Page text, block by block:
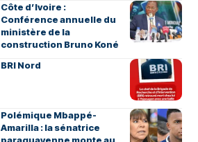
Côte d’Ivoire :
Conférence annuelle du
ministère de la
construction Bruno Koné
BRI Nord
Polémique Mbappé-
Amarilla : la sénatrice